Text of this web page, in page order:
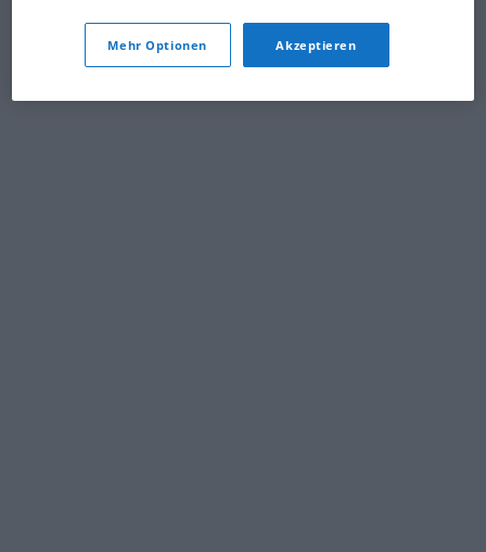
Mehr Optionen Akzeptieren